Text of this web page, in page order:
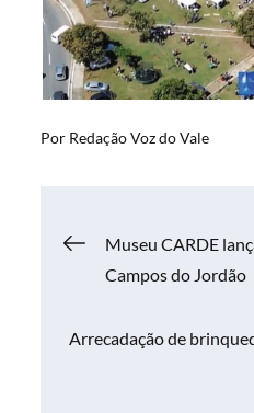
Por Redação Voz do Vale
Museu CARDE
Campos do Jordão
Arrecadação de